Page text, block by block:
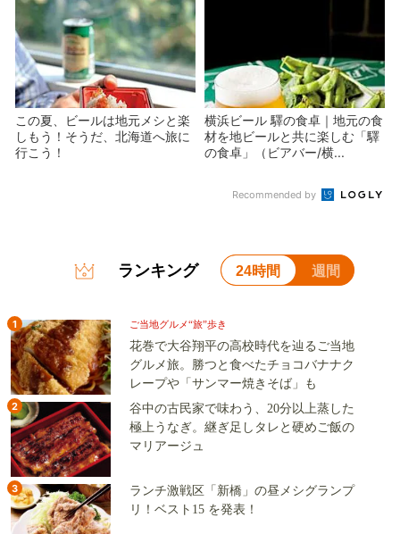
この夏、ビールは地元メシと楽
しもう！そうだ、北海道へ旅に
行こう！
横浜ビール 驛の食卓｜地元の食
材を地ビールと共に楽しむ「驛
の食卓」（ビアバー/横...
Recommended by
ランキング 24時間 週間
1 ご当地グルメ“旅”歩き
花巻で大谷翔平の高校時代を辿るご当地
グルメ旅。勝つと食べたチョコバナナク
レープや「サンマー焼きそば」も
2
谷中の古民家で味わう、20分以上蒸した
極上うなぎ。継ぎ足しタレと硬めご飯の
マリアージュ
3
ランチ激戦区「新橋」の昼メシグランプ
リ！ベスト15 を発表！